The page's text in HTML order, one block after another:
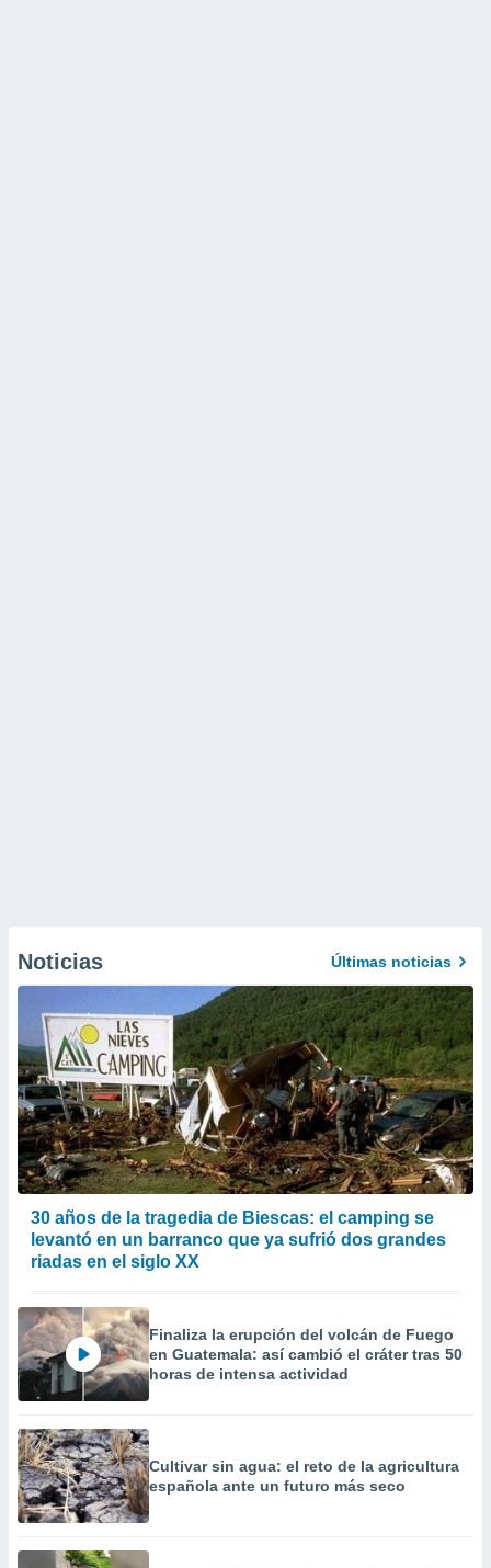
Noticias Últimas noticias
30 años de la tragedia de Biescas: el camping se
levantó en un barranco que ya sufrió dos grandes
riadas en el siglo XX
Finaliza la erupción del volcán de Fuego
en Guatemala: así cambió el cráter tras 50
horas de intensa actividad
Cultivar sin agua: el reto de la agricultura
española ante un futuro más seco